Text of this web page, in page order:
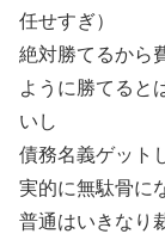
任せすぎ）
絶対勝てるから
ように勝てると
いし
債務名義ゲット
実的に無駄骨に
普通はいきなり